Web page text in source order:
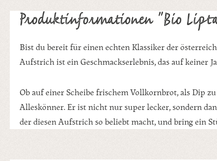
Produktinformationen "Bio
Bist du bereit für einen echten Klassiker der
Aufstrich ist ein Geschmackserlebnis, das auf keiner
Ob auf einer Scheibe frischem Vollkornbrot, als Dip
Alleskönner. Er ist nicht nur super lecker, sondern
der diesen Aufstrich so beliebt macht, und bring ein